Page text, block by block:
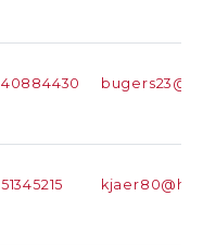
40884430
51345215